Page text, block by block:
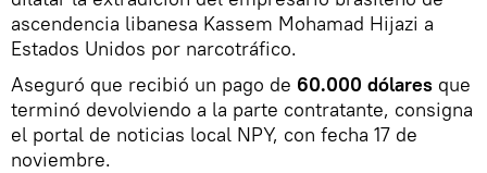
ascendencia libanesa Kassem Mohamad Hijazi a
Estados Unidos por narcotráfico.
Aseguró que recibió un pago de 60.000 dólares que
terminó devolviendo a la parte contratante, consigna
el portal de noticias local NPY, con fecha 17 de
noviembre.